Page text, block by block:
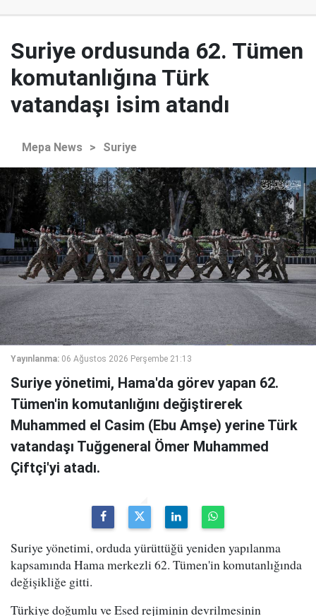
Suriye ordusunda 62. Tümen
komutanlığına Türk
vatandaşı isim atandı
Mepa News > Suriye
Yayınlanma: 06 Ağustos 2026 Perşembe 21:13
Suriye yönetimi, Hama'da görev yapan 62.
Tümen'in komutanlığını değiştirerek
Muhammed el Casim (Ebu Amşe) yerine Türk
vatandaşı Tuğgeneral Ömer Muhammed
Çiftçi'yi atadı.
Suriye yönetimi, orduda yürüttüğü yeniden yapılanma
kapsamında Hama merkezli 62. Tümen'in komutanlığında
değişikliğe gitti.
Türkiye doğumlu ve Esed rejiminin devrilmesinin